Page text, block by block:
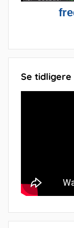
Se